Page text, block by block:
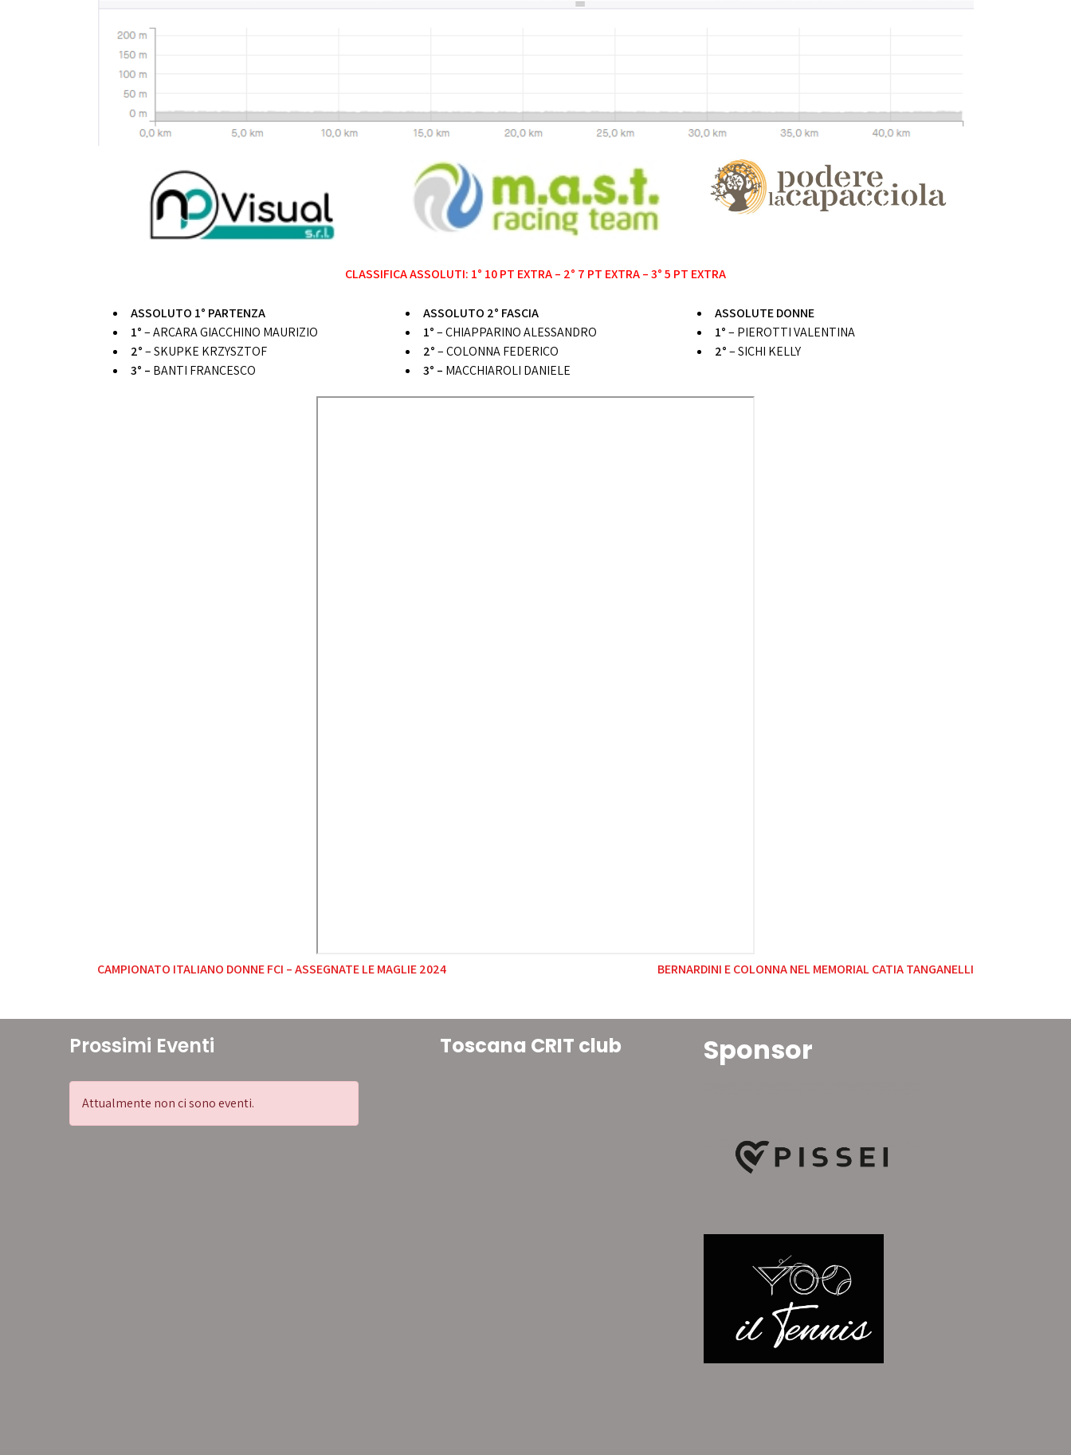
CLASSIFICA ASSOLUTI: 1° 10 PT EXTRA – 2° 7 PT EXTRA – 3° 5 PT EXTRA
ASSOLUTO 1° PARTENZA
1°– ARCARA GIACCHINO MAURIZIO
2°– SKUPKE KRZYSZTOF
3° – BANTI FRANCESCO
ASSOLUTO 2° FASCIA
1°– CHIAPPARINO ALESSANDRO
2°– COLONNA FEDERICO
3° – MACCHIAROLI DANIELE
ASSOLUTE DONNE
1°– PIEROTTI VALENTINA
2°– SICHI KELLY
Navigazione
CAMPIONATO ITALIANO DONNE FCI – ASSEGNATE LE MAGLIE 2024 BERNARDINI E COLONNA NEL MEMORIAL CATIA TANGANELLI
Prossimi Eventi
Attualmente non ci sono eventi.
Toscana CRIT club Sponsor